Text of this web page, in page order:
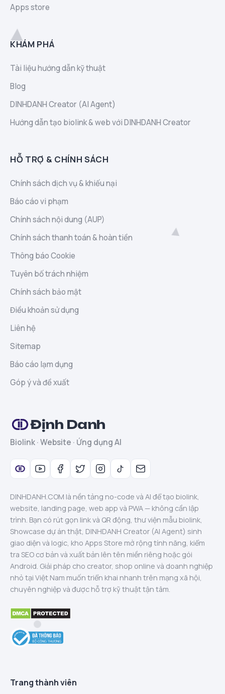
Apps store
KHÁM PHÁ
Tài liệu hướng dẫn kỹ thuật
Blog
DINHDANH Creator (AI Agent)
Hướng dẫn tạo biolink & web với DINHDANH Creator
HỖ TRỢ & CHÍNH SÁCH
Chính sách dịch vụ & khiếu nại
Báo cáo vi phạm
Chính sách nội dung (AUP)
Chính sách thanh toán & hoàn tiền
Thông báo Cookie
Tuyên bố trách nhiệm
Chính sách bảo mật
Điều khoản sử dụng
Liên hệ
Sitemap
Báo cáo lạm dụng
Góp ý và đề xuất
Định Danh
Biolink · Website · Ứng dụng AI
DINHDANH.COM là nền tảng no-code và AI để tạo biolink,
website, landing page, web app và PWA — không cần lập
trình. Bạn có rút gọn link và QR động, thư viện mẫu biolink,
Showcase dự án thật, DINHDANH Creator (AI Agent) sinh
giao diện và logic, kho Apps Store mở rộng tính năng, kiểm
tra SEO cơ bản và xuất bản lên tên miền riêng hoặc gói
Android. Giải pháp cho creator, shop online và doanh nghiệp
nhỏ tại Việt Nam muốn triển khai nhanh trên mạng xã hội,
chuyên nghiệp và được hỗ trợ kỹ thuật tận tâm.
Trang thành viên